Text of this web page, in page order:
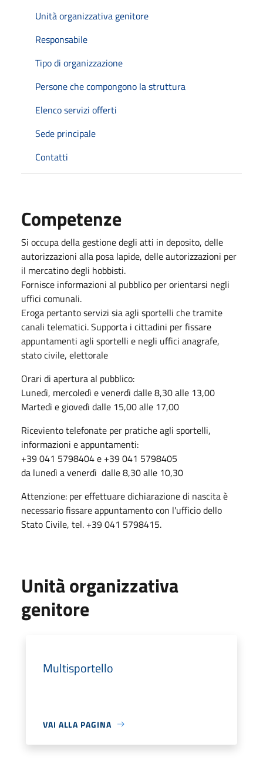
Unità organizzativa genitore
Responsabile
Tipo di organizzazione
Persone che compongono la struttura
Elenco servizi offerti
Sede principale
Contatti
Competenze
Si occupa della gestione degli atti in deposito, delle
autorizzazioni alla posa lapide, delle autorizzazioni per
il mercatino degli hobbisti.
Fornisce informazioni al pubblico per orientarsi negli
uffici comunali.
Eroga pertanto servizi sia agli sportelli che tramite
canali telematici. Supporta i cittadini per fissare
appuntamenti agli sportelli e negli uffici anagrafe,
stato civile, elettorale
Orari di apertura al pubblico:
Lunedì, mercoledì e venerdì dalle 8,30 alle 13,00
Martedì e giovedì dalle 15,00 alle 17,00
Riceviento telefonate per pratiche agli sportelli,
informazioni e appuntamenti:
+39 041 5798404 e +39 041 5798405
da lunedì a venerdì dalle 8,30 alle 10,30
Attenzione: per effettuare dichiarazione di nascita è
necessario fissare appuntamento con l'ufficio dello
Stato Civile, tel. +39 041 5798415.
Unità organizzativa
genitore
Multisportello
VAI ALLA PAGINA